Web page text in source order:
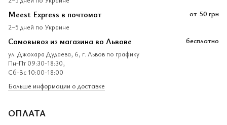
Meest Express в почтомат
2–5 дней по Украине
от 50 грн
Самовывоз из магазина во Львове
ул. Джохара Дудаева, 6, г. Львов по графику
Пн-Пт 09:30-18:30,
Сб-Вс 10:00-18:00
бесплатно
Больше информации о доставке
ОПЛАТА